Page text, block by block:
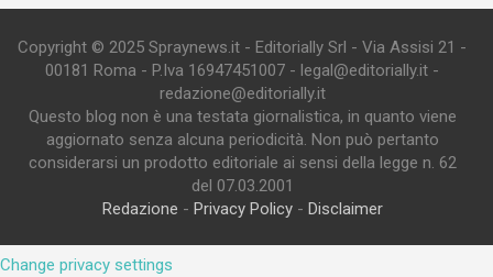
Copyright © 2025 Spraynews.it - Editorially Srl - Via Assisi 21 -
00181 Roma - P.Iva 16947451007 - legal@editorially.it -
redazione@editorially.it
Questo blog non è una testata giornalistica, in quanto viene
aggiornato senza alcuna periodicità. Non può pertanto
considerarsi un prodotto editoriale ai sensi della legge n. 62
del 07.03.2001
Redazione - Privacy Policy- Disclaimer
Change privacy settings